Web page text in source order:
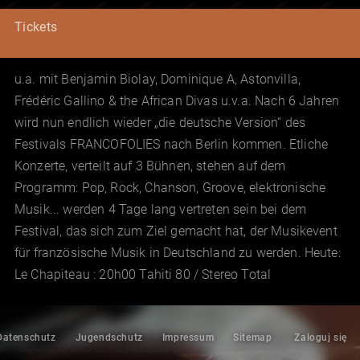
Tickets
u.a. mit Benjamin Biolay, Dominique A, Astonvilla,
Frédéric Gallino & the African Divas u.v.a. Nach 6 Jahren
wird nun endlich wieder „die deutsche Version“ des
Festivals FRANCOFOLIES nach Berlin kommen. Etliche
Konzerte, verteilt auf 3 Bühnen, stehen auf dem
Programm: Pop, Rock, Chanson, Groove, elektronische
Musik... werden 4 Tage lang vertreten sein bei dem
Festival, das sich zum Ziel gemacht hat, der Musikevent
für französische Musik in Deutschland zu werden. Heute:
Le Chapiteau : 20h00 Tahiti 80 / Stereo Total
Jugendschutz Impressum Sitemap Zaloguj się